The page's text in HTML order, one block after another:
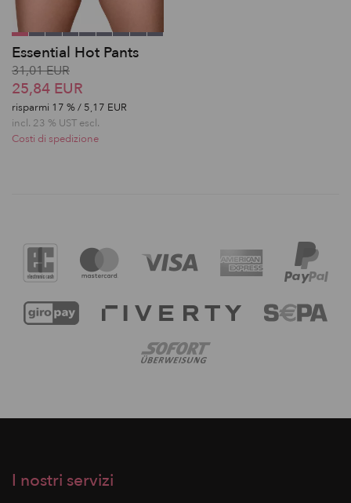
Essential Hot Pants
31,01 EUR
25,84 EUR
risparmi 17 % / 5,17 EUR
incl. 23 % UST escl.
Costi di spedizione
I nostri servizi